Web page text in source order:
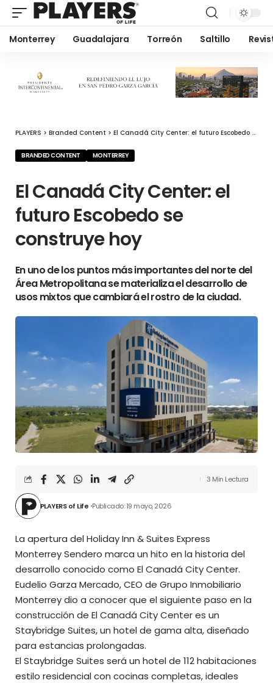
Monterrey Guadalajara Torreón Saltillo
PLAYERS > Branded Content > El Canadá City Center: el futuro Escobedo se construye hoy
BRANDED CONTENT MONTERREY
El Canadá City Center: el
futuro Escobedo se
construye hoy
En uno de los puntos más importantes del norte del
Área Metropolitana se materializa el desarrollo de
usos mixtos que cambiará el rostro de la ciudad.
PLAYERS of Life Publicado: 19 mayo, 2026
3 Min Lectura
La apertura delHoliday Inn & Suites Express
Monterrey Sendero marca un hito en la historia del
desarrollo conocido como El Canadá City Center.
Eudelio Garza Mercado, CEO de Grupo Inmobiliario
Monterreydio a conocer que el siguiente paso en la
construcción de El Canadá City Center es un
Staybridge Suites, un hotel de gama alta, diseñado
para estancias prolongadas.
El Staybridge Suites será un hotel de 112 habitaciones
estilo residencial con cocinas completas, ideales